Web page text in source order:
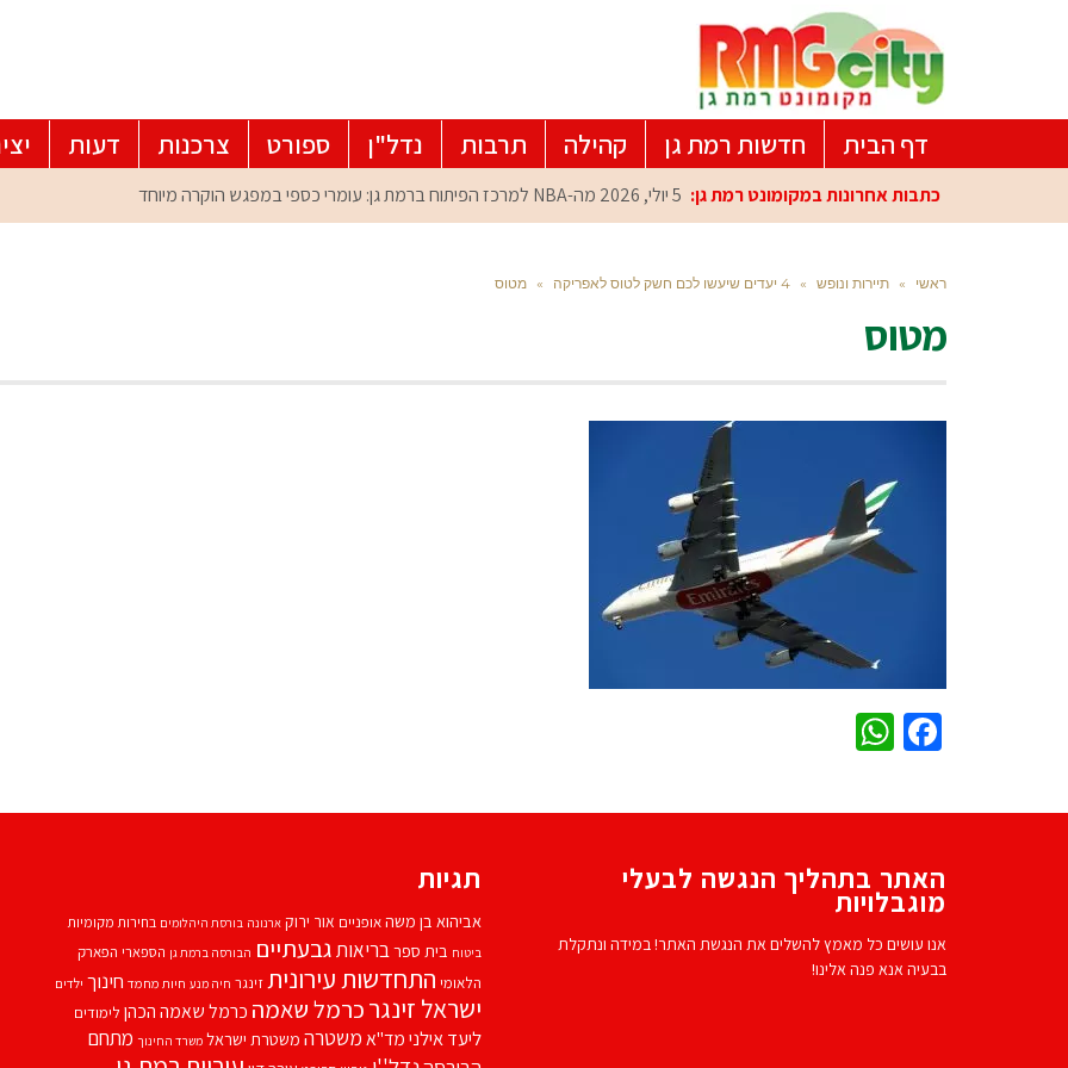
דף הבית חדשות רמת גן קהילה תרבות נדל"ן ספורט צרכנות דעות
כתבות אחרונות במקומונט רמת גן: 5 יולי, 2026 מה-NBA למרכז הפיתוח ברמת גן: עומרי כספי במפגש הוקרה מיוחד
ראשי » תיירות ונופש » 4 יעדים שיעשו לכם חשק לטוס לאפריקה » מטוס
מטוס
Facebook
האתר בתהליך הנגשה לבעלי
מוגבלויות
אנו עושים כל מאמץ להשלים את הנגשת האתר! במידה ונתקלת
בבעיה אנא פנה אלינו!
תגיות
אביהוא בן משהאופניים אור ירוק ארנונה בורסת היהלומים בחירות מקומיות
ביטוח בית ספרבריאותגבעתיים הבורסה ברמת גן הספארי הפארק
הלאומי התחדשות עירוניתזינגר חיה מנע חיות מחמד חינוך ילדים
ישראל זינגרכרמל שאמה כרמל שאמה הכהן לימודים
ליעד אילנימד''אמשטרה משטרת ישראל משרד החינוך מתחם